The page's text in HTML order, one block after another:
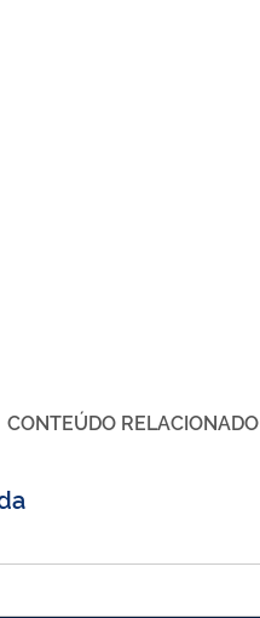
CONTEÚDO RELACIONADO